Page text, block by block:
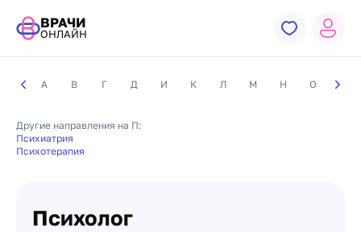
ВРАЧИ
ОНЛАЙН
А В Г Д И К Л М Н О П
Другие направления на П:
Психиатрия
Психотерапия
Психолог